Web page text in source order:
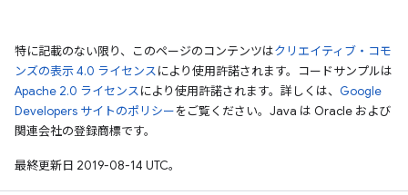
特に記載のない限り、このページのコンテンツはクリエイティブ・コモ
ンズの表示 4.0 ライセンスにより使用許諾されます。コードサンプルは
Apache 2.0 ライセンスにより使用許諾されます。詳しくは、 Google
Developers サイトのポリシーをご覧ください。Java は Oracle および
関連会社の登録商標です。
最終更新日 2019-08-14 UTC。